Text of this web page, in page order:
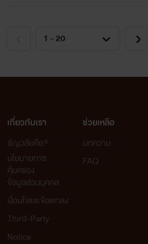
เกี่ยวกับเรา
ธัญวลัยคือ?
นโยบายการ
คุ้มครอง
ข้อมูลส่วนบุคคล
เงื่อนไขและข้อตกลง
Third-Party
Notice
ช่วยเหลือ
บทความ
FAQ